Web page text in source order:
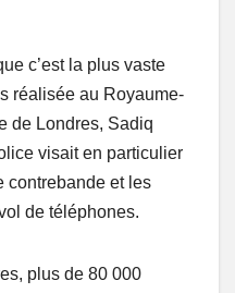
c’est la plus vaste
réalisée au Royaume-
de Londres, Sadiq
visait en particulier
contrebande et les
de téléphones.
plus de 80 000